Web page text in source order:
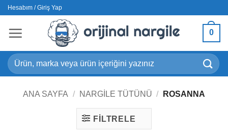
İçeriğe
Hesabım / Giriş Yap
0
Ara:
ANA SAYFA / NARGILE TÜTÜNÜ / ROSANNA
FILTRELE